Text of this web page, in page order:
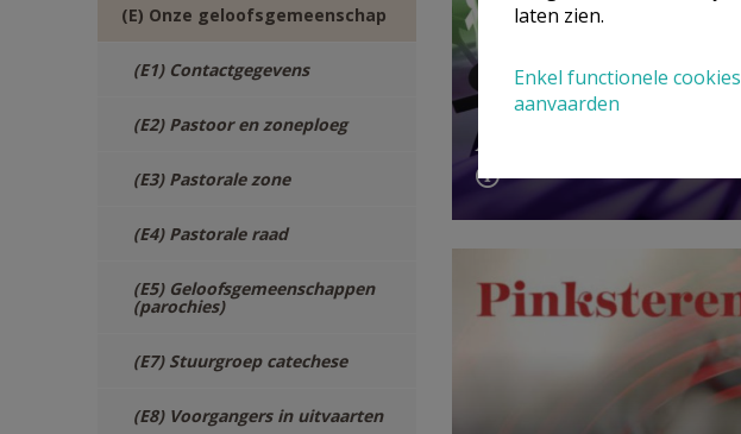
(E) Onze geloofsgemeenschap
(E1) Contactgegevens
(E2) Pastoor en zoneploeg
(E3) Pastorale zone
(E4) Pastorale raad
(E5) Geloofsgemeenschappen
(parochies)
(E7) Stuurgroep catechese
(E8) Voorgangers in uitvaarten
B3 Eerste Communie
laten zien.
Enkel functionele cookies
aanvaarden